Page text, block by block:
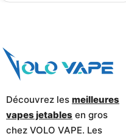
Découvrez les meilleures
vapes jetables en gros
chez VOLO VAPE. Les